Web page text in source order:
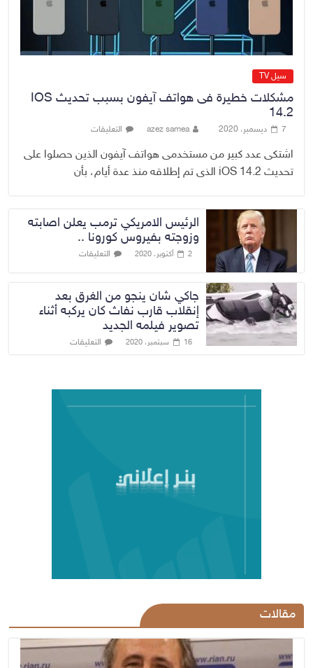
سيل TV
مشكلات خطيرة فى هواتف آيفون بسبب تحديث IOS
14.2
7 ديسمبر، 2020 azez samea التعليقات
اشتكى عدد كبير من مستخدمى هواتف آيفون الذين حصلوا على
تحديث iOS 14.2 الذى تم إطلاقه منذ عدة أيام، بأن
الرئيس الامريكي ترمب يعلن اصابته
وزوجته بفيروس كورونا ..
2 أكتوبر، 2020 التعليقات
جاكي شان ينجو من الغرق بعد
إنقلاب قارب نفاث كان يركبه أثناء
تصوير فيلمه الجديد
16 سبتمبر، 2020 التعليقات
مقالات